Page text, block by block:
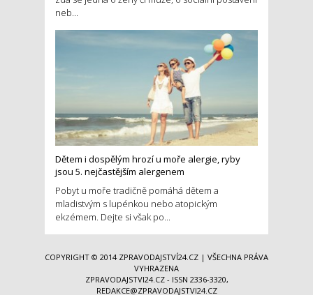
neb...
Dětem i dospělým hrozí u moře alergie, ryby
jsou 5. nejčastějším alergenem
Pobyt u moře tradičně pomáhá dětem a
mladistvým s lupénkou nebo atopickým
ekzémem. Dejte si však po...
COPYRIGHT © 2014 ZPRAVODAJSTVÍ24.CZ | VŠECHNA PRÁVA
VYHRAZENA
ZPRAVODAJSTVI24.CZ - ISSN 2336-3320,
REDAKCE@ZPRAVODAJSTVI24.CZ